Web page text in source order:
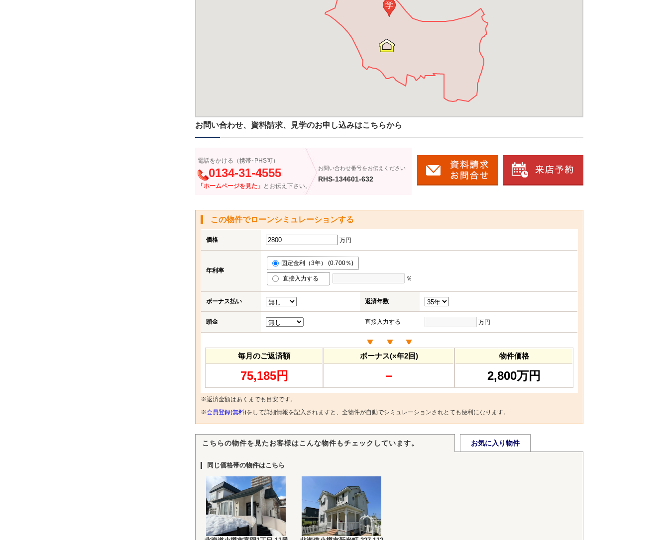
学
お問い合わせ、資料請求、見学のお申し込みはこちらから
電話をかける（携帯･PHS可）
0134-31-4555
「ホームページを見た」 とお伝え下さい。
お問い合わせ番号をお伝えください
RHS-134601-632
この物件でローンシミュレーションする
価格 万円
年利率
固定金利（3年） (0.700％)
直接入力する ％
ボーナス払い 返済年数
頭金 直接入力する 万円
毎月のご返済額
75,185円
ボーナス(×年2回)
－
物件価格
2,800万円
※返済金額はあくまでも目安です。
※会員登録(無料)をして詳細情報を記入されますと、全物件が自動でシミュレーションされとても便利になります。
こちらの物件を見たお客様はこんな物件もチェックしています。 お気に入り物件
同じ価格帯の物件はこちら